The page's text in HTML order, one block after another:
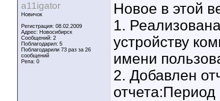
a11igator
Новичок
Регистрация: 08.02.2009
Адрес: Новосибирск
Сообщений: 2
Поблагодарил: 5
Поблагодарили 73 раз за 26
сообщений
Репа: 0
Новое в этой
1.
устройству
имени
2. Добавлен